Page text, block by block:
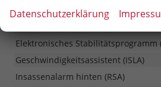
Antiblockiersystem (ABS)
Elektronisches Stabilitätsprogramm
Geschwindigkeitsassistent (ISLA)
Insassenalarm hinten (RSA)
Datenschutzerklärung